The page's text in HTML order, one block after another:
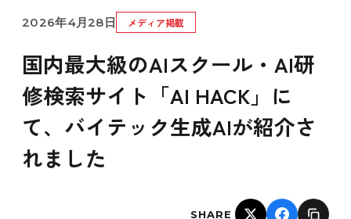
2026年4月28日 メディア掲載
国内最大級のAIスクール・AI研
修検索サイト「AI HACK」に
て、バイテック生成AIが紹介さ
れました
SHARE